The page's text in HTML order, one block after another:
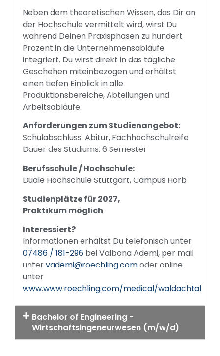
Neben dem theoretischen Wissen, das Dir an
der Hochschule vermittelt wird, wirst Du
während Deinen Praxisphasen zu hundert
Prozent in die Unternehmensabläufe
integriert. Du wirst direkt in das tägliche
Geschehen miteinbezogen und erhältst
einen tiefen Einblick in alle
Produktionsbereiche, Abteilungen und
Arbeitsabläufe.
Anforderungen zum Studienangebot:
Schulabschluss: Abitur, Fachhochschulreife
Dauer des Studiums: 6 Semester
Berufsschule / Hochschule:
Duale Hochschule Stuttgart, Campus Horb
Studienplätze für 2027,
Praktikum möglich
Interessiert?
Informationen erhältst Du telefonisch unter
07486 / 181-296 bei Valbona Ademi, per mail
untervademi@roechling.comoder online
unter
www.www.roechling.com/medical/waldachtal
Bachelor of Engineering -
Wirtschaftsingeneurwesen (m/w/d)